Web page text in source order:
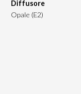
Diffusore
Opale (E2)